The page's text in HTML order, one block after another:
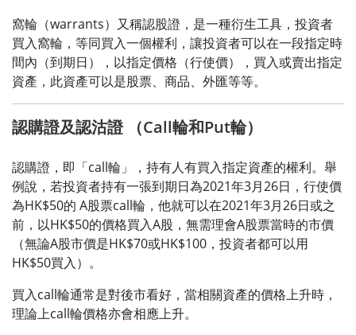
窩輪（warrants）又稱認股證，是一種衍生工具，投資者
買入窩輪，等同買入一個權利，讓投資者可以在一段指定時
間內（到期日），以指定價格（行使價），買入或賣出指定
資產，此資產可以是股票、商品、外匯等等。
認購證及認沽證 （Call輪和Put輪）
認購證，即「call輪」，持有人有買入指定資產的權利。舉
例說，若投資者持有一張到期日為2021年3月26日，行使價
為HK$50的 A股票call輪，他就可以在2021年3月26日或之
前，以HK$50的價格買入A股，無需理會A股票當時的市價
（無論A股市價是HK$70或HK$100，投資者都可以用
HK$50買入）。
買入call輪通常是對後市看好，當相關資產的價格上升時，
理論上call輪價格亦會相應上升。